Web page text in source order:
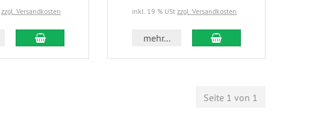
zzgl. Versandkosten inkl. 19 % UStzzgl. Versandkosten
mehr...
Seite 1 von 1